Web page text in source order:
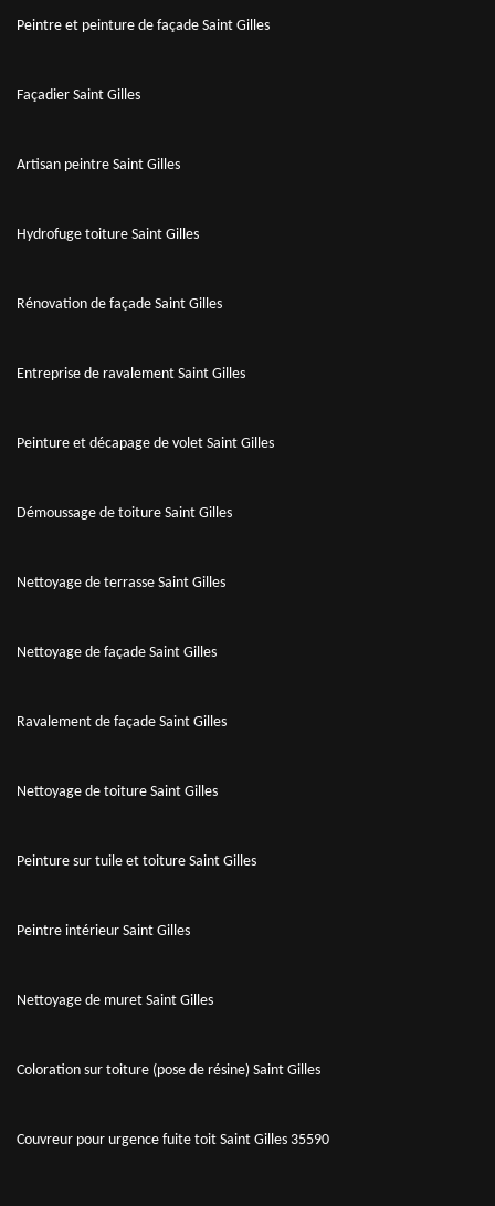
Peintre et peinture de façade Saint Gilles
Façadier Saint Gilles
Artisan peintre Saint Gilles
Hydrofuge toiture Saint Gilles
Rénovation de façade Saint Gilles
Entreprise de ravalement Saint Gilles
Peinture et décapage de volet Saint Gilles
Démoussage de toiture Saint Gilles
Nettoyage de terrasse Saint Gilles
Nettoyage de façade Saint Gilles
Ravalement de façade Saint Gilles
Nettoyage de toiture Saint Gilles
Peinture sur tuile et toiture Saint Gilles
Peintre intérieur Saint Gilles
Nettoyage de muret Saint Gilles
Coloration sur toiture (pose de résine) Saint Gilles
Couvreur pour urgence fuite toit Saint Gilles 35590